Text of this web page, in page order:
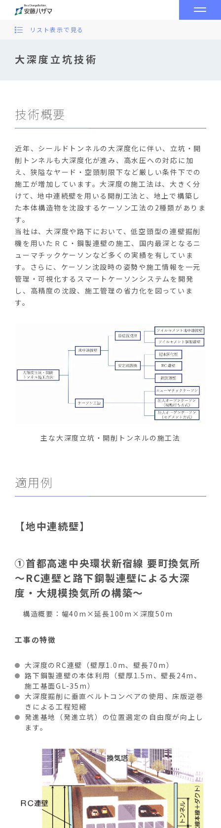
大深度立坑技術
リスト表示で見る
技術概要
近年、シールドトンネルの大深度化に伴い、立坑・開
削トンネルも大深度化が進み、高水圧への対応に加
え、狭隘なヤード・空頭制限下など厳しい条件下での
施工が増加しています。大深度の施工法は、大きく分
けて、地中連続壁を用いる開削工法と、地上で構築し
た本体構造物を沈設するケーソン工法の2種類がありま
す。
当社は、大深度や路下において、低空頭型の連壁掘削
機を用いたＲＣ・鋼製連壁の施工、国内最深となるニ
ューマチックケーソンなど多くの実績を有していま
す。さらに、ケーソン沈設時の姿勢や施工情報を一元
管理・可視化するスマートケーソンシステムを開発
し、高精度の沈設、施工管理の省力化を図っていま
す。
主な大深度立坑・開削トンネルの施工法
適用例
【地中連続壁】
①首都高速中央環状新宿線 要町換気所
～RC連壁と路下鋼製連壁による大深
度・大規模換気所の構築～
構造概要：幅40m×延長100m×深度50m
工事の特徴
大深度のRC連壁（壁厚1.0m、壁長70m）
路下鋼製連壁の本体利用（壁厚1.5m、壁長24m、
施工基面GL-35m）
大深度掘削に垂直ベルトコンベアの使用、床版逆巻
きによる工程短縮
発進基地（発進立坑）の位置選定の自由度が向上し
ます。